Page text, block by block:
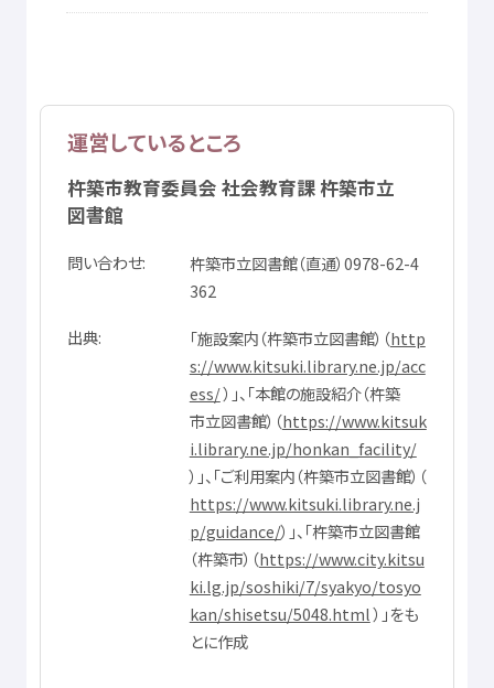
運営しているところ
杵築市教育委員会 社会教育課 杵築市立
図書館
問い合わせ 杵築市立図書館（直通）0978-62-4
362
出典
「施設案内（杵築市立図書館）（http
s://www.kitsuki.library.ne.jp/acc
ess/）」、「本館の施設紹介（杵築
市立図書館）（https://www.kitsuk
i.library.ne.jp/honkan_facility/
）」、「ご利用案内（杵築市立図書館）（
https://www.kitsuki.library.ne.j
p/guidance/）」、「杵築市立図書館
（杵築市）（https://www.city.kitsu
ki.lg.jp/soshiki/7/syakyo/tosyo
kan/shisetsu/5048.html）」をも
とに作成